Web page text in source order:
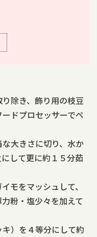
除き、飾り用の枝豆
ドプロセッサーでペ
大きさに切り、水か
して更に約１５分茹
モをマッシュして、
粉・塩少々を加えて
）を４等分にして約